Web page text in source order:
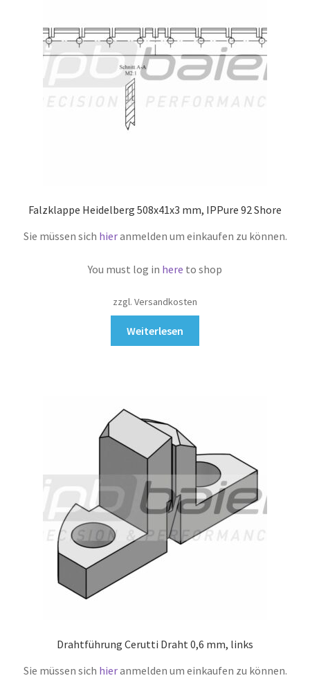
Falzklappe Heidelberg 508x41x3 mm, IPPure 92 Shore
Sie müssen sich hieranmelden um einkaufen zu können.
You must log in here to shop
zzgl. Versandkosten
Weiterlesen
Drahtführung Cerutti Draht 0,6 mm, links
Sie müssen sich hieranmelden um einkaufen zu können.